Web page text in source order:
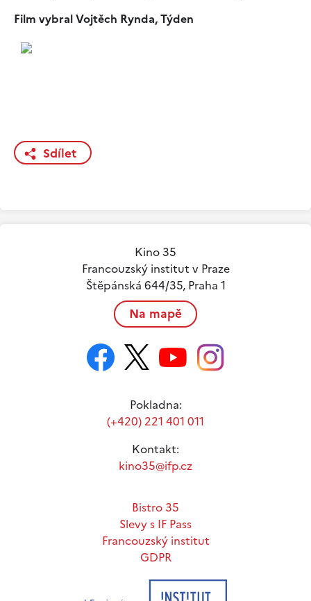
Film vybral Vojtěch Rynda, Týden
Sdílet
Kino 35
Francouzský institut v Praze
Štěpánská 644/35, Praha 1
Na mapě
Pokladna:
(+420) 221 401 011
Kontakt:
kino35@ifp.cz
Bistro 35
Slevy s IF Pass
Francouzský institut
GDPR